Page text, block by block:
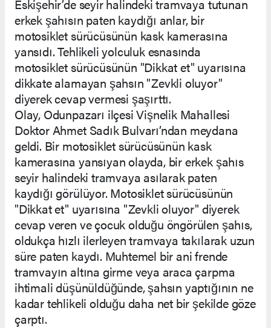
Eskişehir’de seyir halindeki tramvaya tutunan
erkek şahısın paten kaydığı anlar, bir
motosiklet sürücüsünün kask kamerasına
yansıdı. Tehlikeli yolculuk esnasında
motosiklet sürücüsünün "Dikkat et" uyarısına
dikkate alamayan şahsın "Zevkli oluyor"
diyerek cevap vermesi şaşırttı.
Olay, Odunpazarı ilçesi Vişnelik Mahallesi
Doktor Ahmet Sadık Bulvarı’ndan meydana
geldi. Bir motosiklet sürücüsünün kask
kamerasına yansıyan olayda, bir erkek şahıs
seyir halindeki tramvaya asılarak paten
kaydığı görülüyor. Motosiklet sürücüsünün
"Dikkat et" uyarısına "Zevkli oluyor" diyerek
cevap veren ve çocuk olduğu öngörülen şahıs,
oldukça hızlı ilerleyen tramvaya takılarak uzun
süre paten kaydı. Muhtemel bir ani frende
tramvayın altına girme veya araca çarpma
ihtimali düşünüldüğünde, şahsın yaptığının ne
kadar tehlikeli olduğu daha net bir şekilde göze
çarptı.